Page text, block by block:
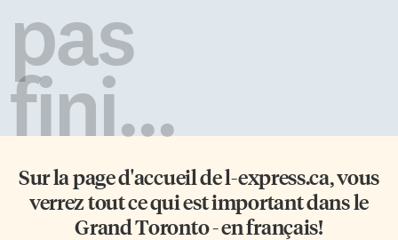
pas
fini...
Sur la page d'accueil del-express.ca, vous
verrez tout ce qui est important dans le
Grand Toronto - en français!